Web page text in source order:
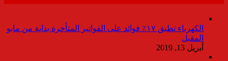
الكهرباء تطبق ١٧٪ فوائد على الفواتير المتأخرة بداية من مايو
المقبل
أبريل 13, 2019